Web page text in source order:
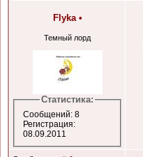
Flyka •
Темный лорд
Статистика:
Сообщений: 8
Регистрация:
08.09.2011